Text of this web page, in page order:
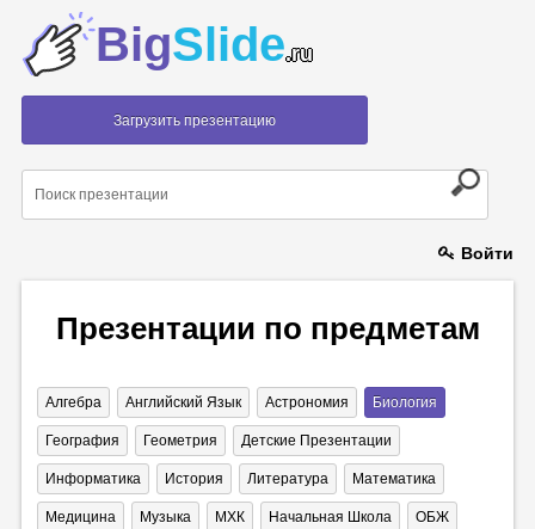
BigSlide.ru
Загрузить презентацию
Войти
Презентации по предметам
Алгебра Английский Язык Астрономия Биология
География Геометрия Детские Презентации
Информатика История Литература Математика
Медицина Музыка МХК Начальная Школа ОБЖ